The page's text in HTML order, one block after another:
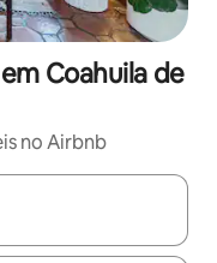
Coahuila de
no Airbnb
explore-os